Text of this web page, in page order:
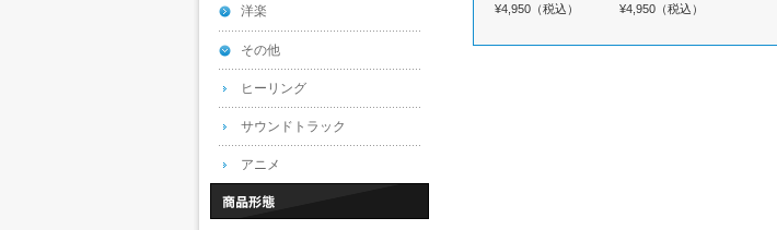
¥4,950（税込） ¥4,950（税込）
洋楽
その他
ヒーリング
サウンドトラック
アニメ